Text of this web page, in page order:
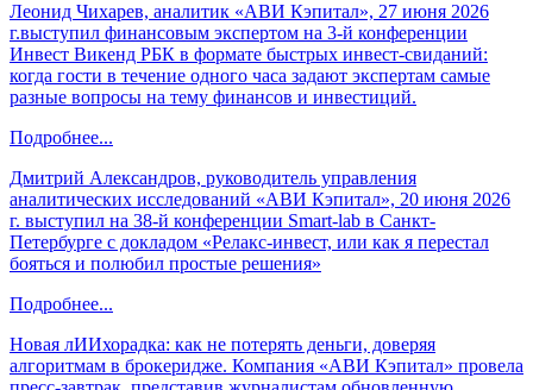
Леонид Чихарев, аналитик «АВИ Кэпитал», 27 июня 2026
г.выступил финансовым экспертом на 3-й конференции
Инвест Викенд РБК в формате быстрых инвест-свиданий:
когда гости в течение одного часа задают экспертам самые
разные вопросы на тему финансов и инвестиций.
Подробнее...
Дмитрий Александров, руководитель управления
аналитических исследований «АВИ Кэпитал», 20 июня 2026
г. выступил на 38-й конференции Smart-lab в Санкт-
Петербурге с докладом «Релакс-инвест, или как я перестал
бояться и полюбил простые решения»
Подробнее...
Новая лИИхорадка: как не потерять деньги, доверяя
алгоритмам в брокеридже. Компания «АВИ Кэпитал» провела